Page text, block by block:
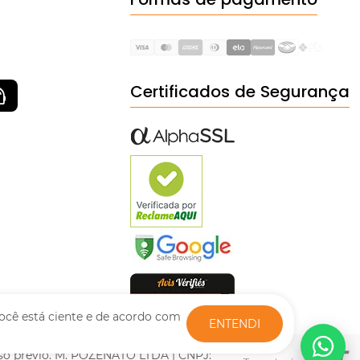
está ciente e de acordo com
ENTENDI
Certificados de Segurança
M. POZENATO LTDA | CNPJ: